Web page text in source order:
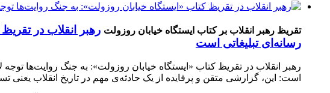
تقریظ رهبر انقلاب بر کتاب ایستگاه خیابان روزولت رهبر انقلاب در
رسانه‌ای تبلیغاتی است
رهبر انقلاب در تقریظ کتاب «ایستگاه خیابان روزولت»: به جنگ روایت‌ها توجه
است: این، گزارشی متقن و پرفایده از یک حادثه‌ی مهم در تاریخ انقلاب یعنی تسخیر